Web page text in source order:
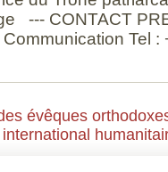
--- CONTACT
Tel :
évêques